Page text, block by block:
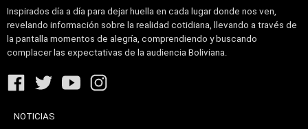
Inspirados día a día para dejar huella en cada lugar donde nos ven,
revelando información sobre la realidad cotidiana, llevando a través de
la pantalla momentos de alegría, comprendiendo y buscando
complacer las expectativas de la audiencia Boliviana.
NOTICIAS